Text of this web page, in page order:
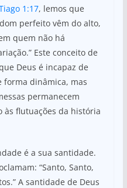
1:17, lemos que
perfeito vêm do alto,
quem não há
Este conceito de
Deus é incapaz de
forma dinâmica, mas
permanecem
às flutuações da história
é a sua santidade.
“Santo, Santo,
A santidade de Deus